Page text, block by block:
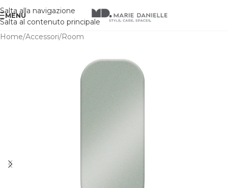
Salta alla navigazione
Salta al contenuto principale
MENU
Home/Accessori/Room